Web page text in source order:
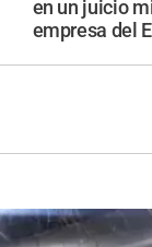
en un juicio
empresa del